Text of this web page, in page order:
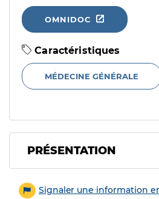
OMNIDOC
Caractéristiques
MÉDECINE GÉNÉRALE
PRÉSENTATION
Signaler une information